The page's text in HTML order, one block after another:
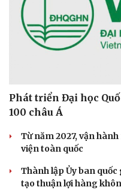
Dinh dưỡng - món ngon
Cây thuốc
Sản phụ khoa
Nhi khoa
Nam khoa
Làm đẹp - giảm cân
Phòng mạch online
Ăn sạch sống khỏe
Phát triển Đại học
100 châu Á
Từ năm 2027, vận
viện toàn quốc
Thành lập Ủy ban
tạo thuận lợi hàng